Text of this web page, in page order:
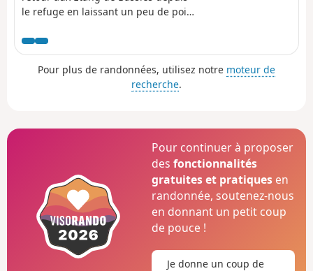
le refuge en laissant un peu de poids
courte, avec deux montées à forte
déclivité (19% à 38%) : celle du
Refuge de Bassiès au Port de
Bassiès, celle encore plus difficile du
dents de scie, assez éprouvante, et
classée difficile. Les montées et
descentes se font sur des sentiers
difficiles (cailloux, rochers,
gravillons). Toute la journée se
déroule à découvert avec de très
beaux panoramas. Passage au bel
Étang d'Alate.L'altitude relative, entre
1520 m et 2100 m, permet
d'envisager cette journée même en
Pour plus de randonnées, utilisez notre moteur de
recherche.
Pour continuer à proposer
desfonctionnalités
gratuites et pratiques en
randonnée, soutenez-nous
en donnant un petit coup
de pouce !
Je donne un coup de